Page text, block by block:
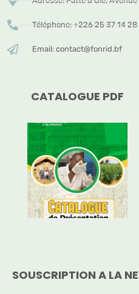
Téléphone: +226 25 37 14 28
Email: contact@fonrid.bf
CATALOGUE PDF
SOUSCRIPTION A LA